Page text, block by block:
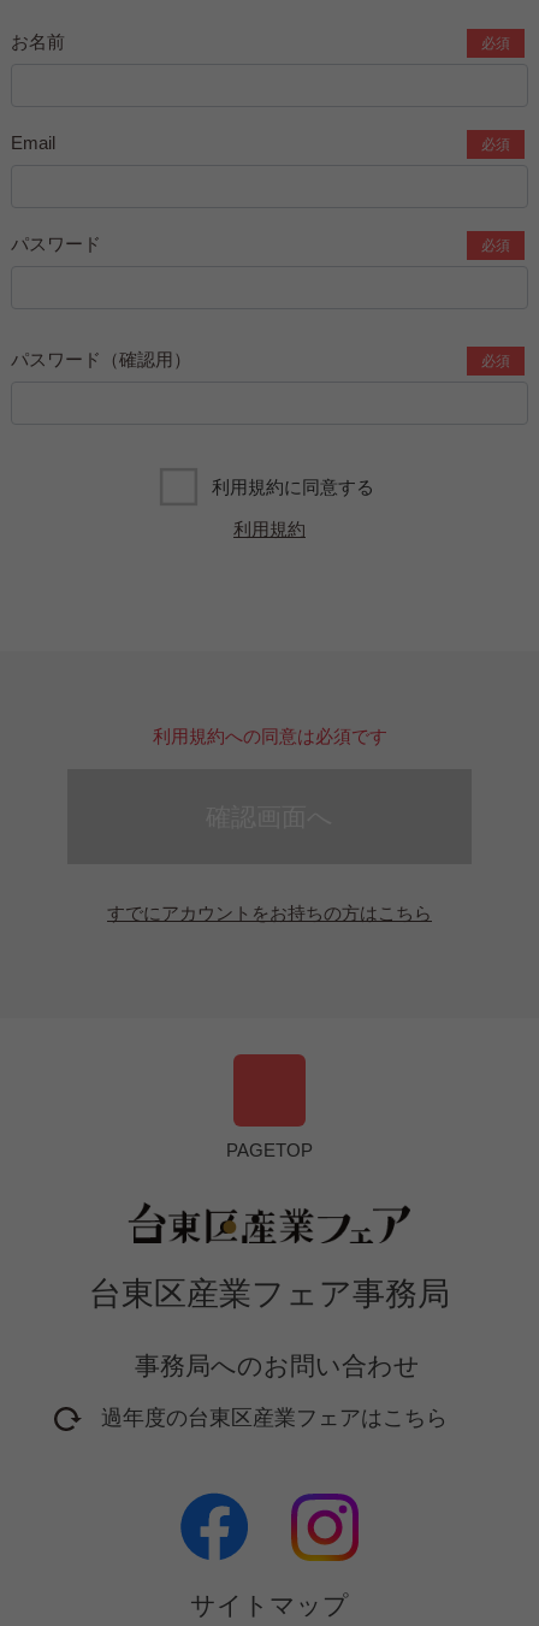
お名前 必須
Email 必須
パスワード 必須
パスワード（確認用） 必須
利用規約に同意する
利用規約
利用規約への同意は必須です
すでにアカウントをお持ちの方はこちら
台東区産業フェア事務局
事務局へのお問い合わせ
過年度の台東区産業フェアはこちら
2017年開催フェア
2018年開催フェア
2020年開催フェア
サイトマップ
PAGETOP